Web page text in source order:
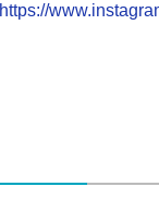
https://